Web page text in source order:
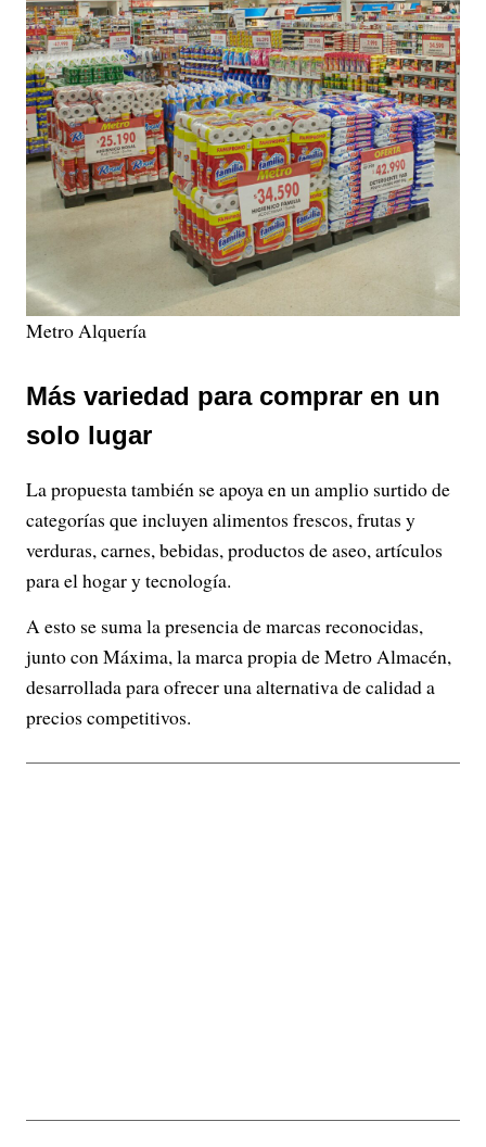
Metro Alquería
Más variedad para comprar en un
solo lugar
La propuesta también se apoya en un amplio surtido de
categorías que incluyen alimentos frescos, frutas y
verduras, carnes, bebidas, productos de aseo, artículos
para el hogar y tecnología.
A esto se suma la presencia de marcas reconocidas,
junto con Máxima, la marca propia de Metro Almacén,
desarrollada para ofrecer una alternativa de calidad a
precios competitivos.